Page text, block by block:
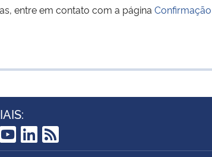
entre em contato com a página